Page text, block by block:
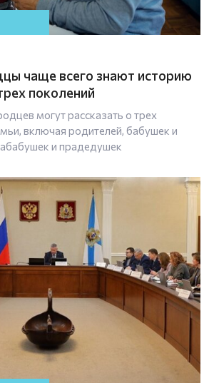
чаще всего знают историю
поколений
могут рассказать о трех
включая родителей, бабушек и
и прадедушек